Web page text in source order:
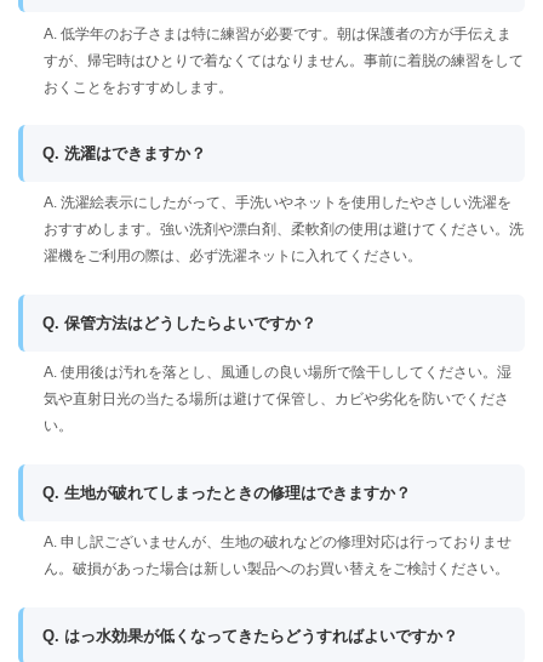
A. 低学年のお子さまは特に練習が必要です。朝は保護者の方が手伝えま
すが、帰宅時はひとりで着なくてはなりません。事前に着脱の練習をして
おくことをおすすめします。
Q. 洗濯はできますか？
A. 洗濯絵表示にしたがって、手洗いやネットを使用したやさしい洗濯を
おすすめします。強い洗剤や漂白剤、柔軟剤の使用は避けてください。洗
濯機をご利用の際は、必ず洗濯ネットに入れてください。
Q. 保管方法はどうしたらよいですか？
A. 使用後は汚れを落とし、風通しの良い場所で陰干ししてください。湿
気や直射日光の当たる場所は避けて保管し、カビや劣化を防いでくださ
い。
Q. 生地が破れてしまったときの修理はできますか？
A. 申し訳ございませんが、生地の破れなどの修理対応は行っておりませ
ん。破損があった場合は新しい製品へのお買い替えをご検討ください。
Q. はっ水効果が低くなってきたらどうすればよいですか？